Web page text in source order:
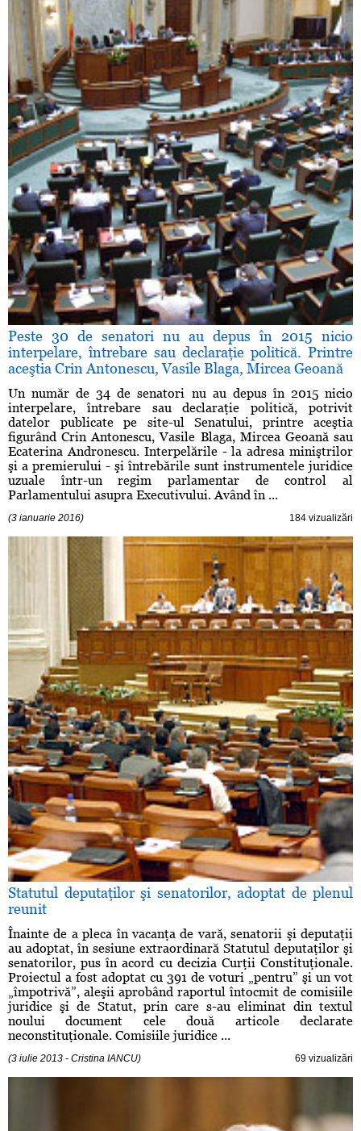
Peste 30 de senatori nu au depus în 2015 nicio
interpelare, întrebare sau declaraţie politică. Printre
aceştia Crin Antonescu, Vasile Blaga, Mircea Geoană
Un număr de 34 de senatori nu au depus în 2015 nicio
interpelare, întrebare sau declaraţie politică, potrivit
datelor publicate pe site-ul Senatului, printre aceştia
figurând Crin Antonescu, Vasile Blaga, Mircea Geoană sau
Ecaterina Andronescu. Interpelările - la adresa miniştrilor
şi a premierului - şi întrebările sunt instrumentele juridice
uzuale într-un regim parlamentar de control al
Parlamentului asupra Executivului. Având în ...
(3 ianuarie 2016) 184 vizualizări
Statutul deputaţilor şi senatorilor, adoptat de plenul
reunit
Înainte de a pleca în vacanţa de vară, senatorii şi deputaţii
au adoptat, în sesiune extraordinară Statutul deputaţilor şi
senatorilor, pus în acord cu decizia Curţii Constituţionale.
Proiectul a fost adoptat cu 391 de voturi „pentru” şi un vot
„împotrivă”, aleşii aprobând raportul întocmit de comisiile
juridice şi de Statut, prin care s-au eliminat din textul
noului document cele două articole declarate
neconstituţionale. Comisiile juridice ...
(3 iulie 2013 - Cristina IANCU) 69 vizualizări